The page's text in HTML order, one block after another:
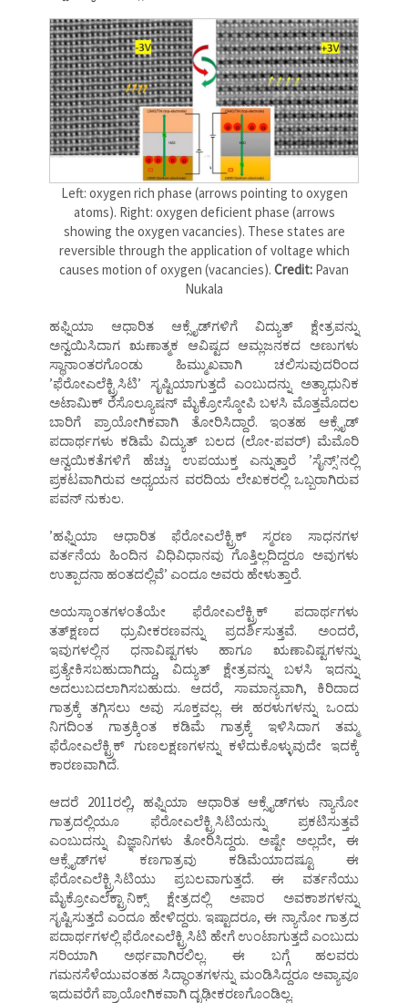
Left: oxygen rich phase (arrows pointing to oxygen
atoms). Right: oxygen deficient phase (arrows
showing the oxygen vacancies). These states are
reversible through the application of voltage which
causes motion of oxygen (vacancies). Credit: Pavan
Nukala
ಹಫ್ನಿಯಾ ಆಧಾರಿತ ಆಕ್ಸೈಡ್‌ಗಳಿಗೆ ವಿದ್ಯುತ್‌ ಕ್ಷೇತ್ರವನ್ನು
ಅನ್ವಯಿಸಿದಾಗ ಋಣಾತ್ಮಕ ಆವಿಷ್ಟದ ಆಮ್ಲಜನಕದ ಅಣುಗಳು
ಸ್ಥಾನಾಂತರಗೊಂಡು ಹಿಮ್ಮುಖವಾಗಿ ಚಲಿಸುವುದರಿಂದ
ʼಫೆರೋಎಲೆಕ್ಟ್ರಿಸಿಟಿʼ ಸೃಷ್ಟಿಯಾಗುತ್ತದೆ ಎಂಬುದನ್ನು ಅತ್ಯಾಧುನಿಕ
ಅಟಾಮಿಕ್‌ ರೆಸೊಲ್ಯೂಷನ್‌ ಮೈಕ್ರೋಸ್ಕೋಪಿ ಬಳಸಿ ಮೊತ್ತಮೊದಲ
ಬಾರಿಗೆ ಪ್ರಾಯೋಗಿಕವಾಗಿ ತೋರಿಸಿದ್ದಾರೆ. ಇಂತಹ ಆಕ್ಸೈಡ್‌
ಪದಾರ್ಥಗಳು ಕಡಿಮೆ ವಿದ್ಯುತ್‌ ಬಲದ (ಲೋ-ಪವರ್‌) ಮೆಮೊರಿ
ಆನ್ವಯಿಕತೆಗಳಿಗೆ ಹೆಚ್ಚು ಉಪಯುಕ್ತ ಎನ್ನುತ್ತಾರೆ ʼಸೈನ್ಸ್‌ʼನಲ್ಲಿ
ಪ್ರಕಟವಾಗಿರುವ ಅಧ್ಯಯನ ವರದಿಯ ಲೇಖಕರಲ್ಲಿ ಒಬ್ಬರಾಗಿರುವ
ಪವನ್‌ ನುಕುಲ.
ʼಹಫ್ನಿಯಾ ಆಧಾರಿತ ಫೆರೋಎಲೆಕ್ಟ್ರಿಕ್‌ ಸ್ಮರಣ ಸಾಧನಗಳ
ವರ್ತನೆಯ ಹಿಂದಿನ ವಿಧಿವಿಧಾನವು ಗೊತ್ತಿಲ್ಲದಿದ್ದರೂ ಅವುಗಳು
ಉತ್ಪಾದನಾ ಹಂತದಲ್ಲಿವೆʼ ಎಂದೂ ಅವರು ಹೇಳುತ್ತಾರೆ.
ಅಯಸ್ಕಾಂತಗಳಂತೆಯೇ ಫೆರೋಎಲೆಕ್ಟ್ರಿಕ್‌ ಪದಾರ್ಥಗಳು
ತತ್‌ಕ್ಷಣದ ಧ್ರುವೀಕರಣವನ್ನು ಪ್ರದರ್ಶಿಸುತ್ತವೆ. ಅಂದರೆ,
ಇವುಗಳಲ್ಲಿನ ಧನಾವಿಷ್ಟಗಳು ಹಾಗೂ ಋಣಾವಿಷ್ಟಗಳನ್ನು
ಪ್ರತ್ಯೇಕಿಸಬಹುದಾಗಿದ್ದು, ವಿದ್ಯುತ್‌ ಕ್ಷೇತ್ರವನ್ನು ಬಳಸಿ ಇದನ್ನು
ಅದಲುಬದಲಾಗಿಸಬಹುದು. ಆದರೆ, ಸಾಮಾನ್ಯವಾಗಿ, ಕಿರಿದಾದ
ಗಾತ್ರಕ್ಕೆ ತಗ್ಗಿಸಲು ಅವು ಸೂಕ್ತವಲ್ಲ. ಈ ಹರಳುಗಳನ್ನು ಒಂದು
ನಿಗದಿಂತ ಗಾತ್ರಕ್ಕಿಂತ ಕಡಿಮೆ ಗಾತ್ರಕ್ಕೆ ಇಳಿಸಿದಾಗ ತಮ್ಮ
ಫೆರೋಎಲೆಕ್ಟ್ರಿಕ್‌ ಗುಣಲಕ್ಷಣಗಳನ್ನು ಕಳೆದುಕೊಳ್ಳುವುದೇ ಇದಕ್ಕೆ
ಕಾರಣವಾಗಿದೆ.
ಆದರೆ 2011ರಲ್ಲಿ, ಹಫ್ನಿಯಾ ಆಧಾರಿತ ಆಕ್ಸೈಡ್‌ಗಳು ನ್ಯಾನೋ
ಗಾತ್ರದಲ್ಲಿಯೂ ಫೆರೋಎಲೆಕ್ಟ್ರಿಸಿಟಿಯನ್ನು ಪ್ರಕಟಿಸುತ್ತವೆ
ಎಂಬುದನ್ನು ವಿಜ್ಞಾನಿಗಳು ತೋರಿಸಿದ್ದರು. ಅಷ್ಟೇ ಅಲ್ಲದೇ, ಈ
ಆಕ್ಸೈಡ್‌ಗಳ ಕಣಗಾತ್ರವು ಕಡಿಮೆಯಾದಷ್ಟೂ ಈ
ಫೆರೋಎಲೆಕ್ಟ್ರಿಸಿಟಿಯು ಪ್ರಬಲವಾಗುತ್ತದೆ. ಈ ವರ್ತನೆಯು
ಮೈಕ್ರೋಎಲೆಕ್ಟ್ರಾನಿಕ್ಸ್‌ ಕ್ಷೇತ್ರದಲ್ಲಿ ಅಪಾರ ಅವಕಾಶಗಳನ್ನು
ಸೃಷ್ಟಿಸುತ್ತದೆ ಎಂದೂ ಹೇಳಿದ್ದರು. ಇಷ್ಟಾದರೂ, ಈ ನ್ಯಾನೋ ಗಾತ್ರದ
ಪದಾರ್ಥಗಳಲ್ಲಿ ಫೆರೋಎಲೆಕ್ಟ್ರಿಸಿಟಿ ಹೇಗೆ ಉಂಟಾಗುತ್ತದೆ ಎಂಬುದು
ಸರಿಯಾಗಿ ಅರ್ಥವಾಗಿರಲಿಲ್ಲ. ಈ ಬಗ್ಗೆ ಹಲವರು
ಗಮನಸೆಳೆಯುವಂತಹ ಸಿದ್ಧಾಂತಗಳನ್ನು ಮಂಡಿಸಿದ್ದರೂ ಅವ್ಯಾವೂ
ಇದುವರೆಗೆ ಪ್ರಾಯೋಗಿಕವಾಗಿ ದೃಢೀಕರಣಗೊಂಡಿಲ್ಲ.